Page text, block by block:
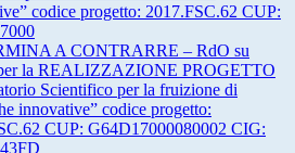
codice progetto: 2017.FSC.62 CUP:
A CONTRARRE – RdO su
la REALIZZAZIONE PROGETTO
Scientifico per la fruizione di
innovative” codice progetto:
CUP: G64D17000080002 CIG: